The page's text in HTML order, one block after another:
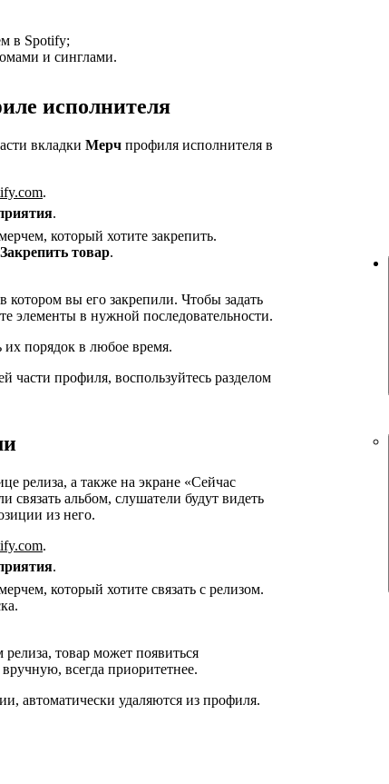
в Spotify;
и синглами.
исполнителя
вкладки Мерч профиля исполнителя в
.
который хотите закрепить.
Закрепить товар.
котором вы его закрепили. Чтобы задать
элементы в нужной последовательности.
порядок в любое время.
части профиля, воспользуйтесь разделом
релиза, а также на экране «Сейчас
связать альбом, слушатели будут видеть
из него.
.
который хотите связать с релизом.
товар может появиться
всегда приоритетнее.
автоматически удаляются из профиля.